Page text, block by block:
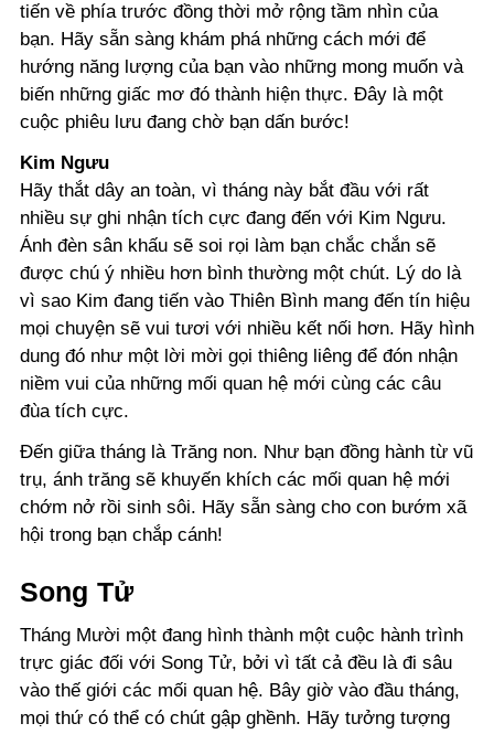
tiến về phía trước đồng thời mở rộng tầm nhìn của
bạn. Hãy sẵn sàng khám phá những cách mới để
hướng năng lượng của bạn vào những mong muốn và
biến những giấc mơ đó thành hiện thực. Đây là một
cuộc phiêu lưu đang chờ bạn dấn bước!
Kim Ngưu
Hãy thắt dây an toàn, vì tháng này bắt đầu với rất
nhiều sự ghi nhận tích cực đang đến với Kim Ngưu.
Ánh đèn sân khấu sẽ soi rọi làm bạn chắc chắn sẽ
được chú ý nhiều hơn bình thường một chút. Lý do là
vì sao Kim đang tiến vào Thiên Bình mang đến tín hiệu
mọi chuyện sẽ vui tươi với nhiều kết nối hơn. Hãy hình
dung đó như một lời mời gọi thiêng liêng để đón nhận
niềm vui của những mối quan hệ mới cùng các câu
đùa tích cực.
Đến giữa tháng là Trăng non. Như bạn đồng hành từ vũ
trụ, ánh trăng sẽ khuyến khích các mối quan hệ mới
chớm nở rồi sinh sôi. Hãy sẵn sàng cho con bướm xã
hội trong bạn chắp cánh!
Song Tử
Tháng Mười một đang hình thành một cuộc hành trình
trực giác đối với Song Tử, bởi vì tất cả đều là đi sâu
vào thế giới các mối quan hệ. Bây giờ vào đầu tháng,
mọi thứ có thể có chút gập ghềnh. Hãy tưởng tượng